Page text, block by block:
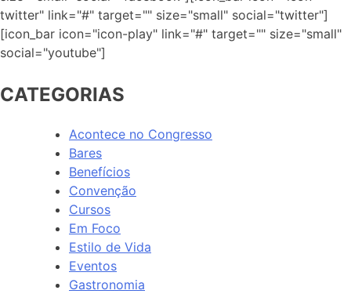
twitter" link="#" target="" size="small" social="twitter"]
[icon_bar icon="icon-play" link="#" target="" size="small"
social="youtube"]
CATEGORIAS
Acontece no Congresso
Bares
Benefícios
Convenção
Cursos
Em Foco
Estilo de Vida
Eventos
Gastronomia